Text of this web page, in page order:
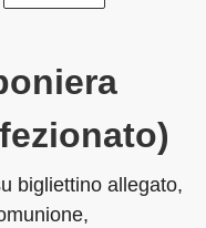
bigliettino allegato,